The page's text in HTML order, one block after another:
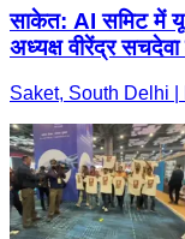
साकेत: AI समिट में
अध्यक्ष वीरेंद्र सचदेवा
Saket, South Delhi |